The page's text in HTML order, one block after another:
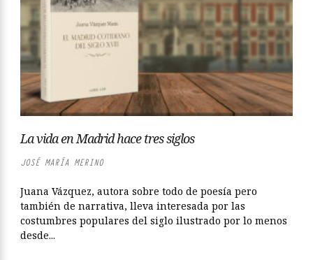
La vida en Madrid hace tres siglos
JOSÉ MARÍA MERINO
Juana Vázquez, autora sobre todo de poesía pero
también de narrativa, lleva interesada por las
costumbres populares del siglo ilustrado por lo menos
desde...